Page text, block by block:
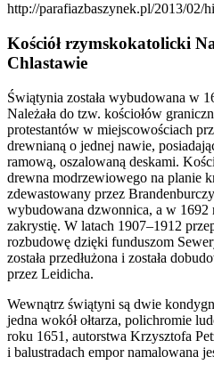
http://parafiazbaszynek.pl/2013/02/
Kościół rzymskokatolicki
Chlastawie
Świątynia została wybudowana w
Należała do tzw. kościołów
protestantów w miejscowościach
drewnianą o jednej nawie,
ramową, oszalowaną deskami.
drewna modrzewiowego na planie
zdewastowany przez
wybudowana dzwonnica, a w 1692
zakrystię. W latach 1907–1912
rozbudowę dzięki funduszom
została przedłużona i została
przez Leidicha.
Wewnątrz świątyni są dwie
jedna wokół ołtarza, polichromie
roku 1651, autorstwa Krzysztofa
i balustradach empor namalowana